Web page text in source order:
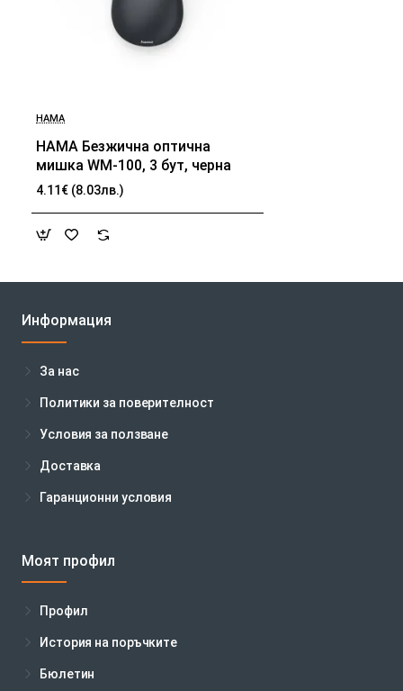
HAMA
HAMA Безжична оптична
мишка WM-100, 3 бут, черна
4.11€ (8.03лв.)
Информация
За нас
Политики за поверителност
Условия за ползване
Доставка
Гаранционни условия
Моят профил
Профил
История на поръчките
Бюлетин